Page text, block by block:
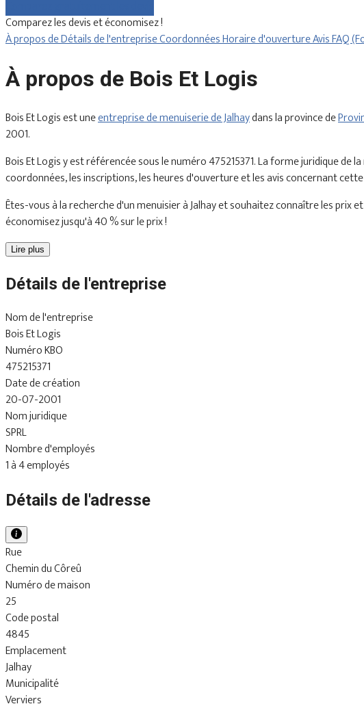
Comparez les devis et économisez !
À propos deDétails de l'entrepriseCoordonnéesHoraire d'ouvertureAvisFAQ
À propos de Bois Et Logis
Bois Et Logis est uneentreprise de menuiserie de Jalhaydans la province de
2001.
Bois Et Logis y est référencée sous le numéro 475215371. La forme juridique de
coordonnées, les inscriptions, les heures d'ouverture et les avis concernant
Êtes-vous à la recherche d'un menuisier à Jalhay et souhaitez connaître les prix
économisez jusqu'à 40 % sur le prix !
Lire plus
Détails de l'entreprise
Nom de l'entreprise
Bois Et Logis
Numéro KBO
475215371
Date de création
20-07-2001
Nom juridique
SPRL
Nombre d'employés
1 à 4 employés
Détails de l'adresse
Rue
Chemin du Côreû
Numéro de maison
25
Code postal
4845
Emplacement
Jalhay
Municipalité
Verviers